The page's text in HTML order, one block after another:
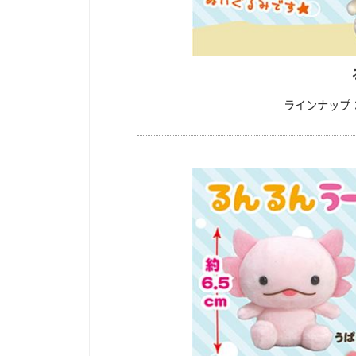
ラインナップ